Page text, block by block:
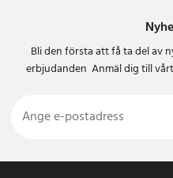
Bli den första att få ta del av
erbjudanden Anmäl dig till